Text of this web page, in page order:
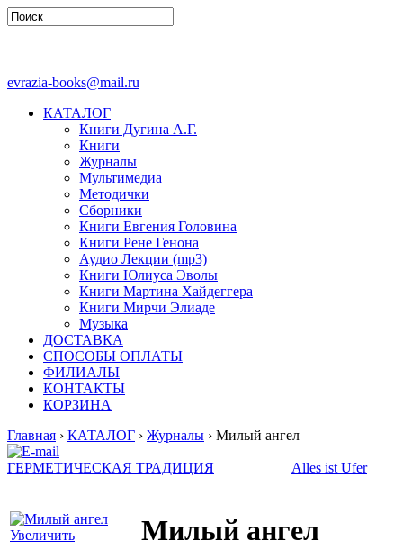
evrazia-books@mail.ru
КАТАЛОГ
Книги Дугина А.Г.
Книги
Журналы
Мультимедиа
Методички
Сборники
Книги Евгения Головина
Книги Рене Генона
Аудио Лекции (mp3)
Книги Юлиуса Эволы
Книги Мартина Хайдеггера
Книги Мирчи Элиаде
Музыка
ДОСТАВКА
СПОСОБЫ ОПЛАТЫ
ФИЛИАЛЫ
КОНТАКТЫ
КОРЗИНА
Главная › КАТАЛОГ › Журналы › Милый ангел
ГЕРМЕТИЧЕСКАЯ ТРАДИЦИЯ Alles ist Ufer
Увеличить Милый ангел